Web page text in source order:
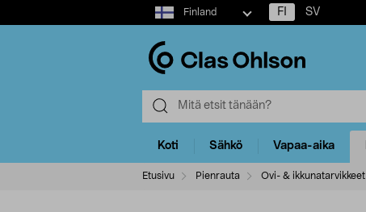
Select
market
Finland FI SV
Koti Sähkö Vapaa-aika
Etusivu Pienrauta Ovi- & ikkunatarvikkeet